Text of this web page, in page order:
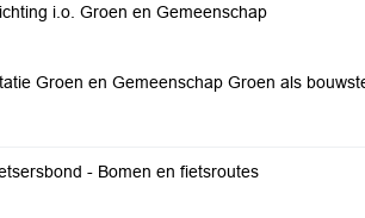
i.o. Groen en Gemeenschap
Groen en Gemeenschap Groen als
- Bomen en fietsroutes